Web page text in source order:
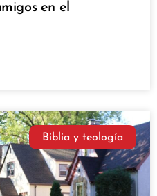
en el
Biblia y teología